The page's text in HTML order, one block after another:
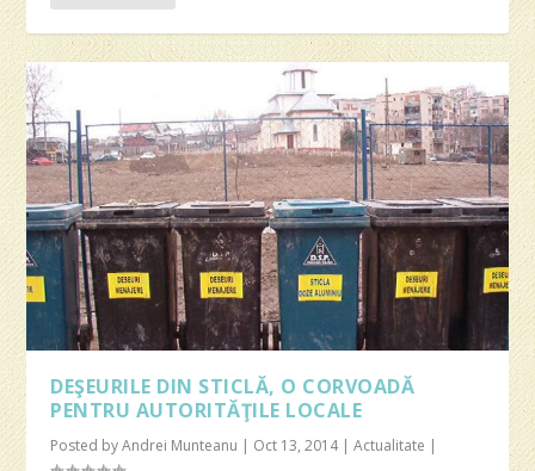
DEŞEURILE DIN STICLĂ, O CORVOADĂ
PENTRU AUTORITĂŢILE LOCALE
Posted byAndrei Munteanu | Oct 13, 2014|Actualitate |